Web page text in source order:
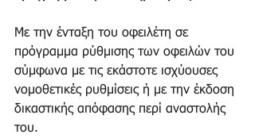
Με την ένταξη του οφειλέτη σε
πρόγραμμα ρύθμισης των οφειλών του
σύμφωνα με τις εκάστοτε ισχύουσες
νομοθετικές ρυθμίσεις ή με την έκδοση
δικαστικής απόφασης περί αναστολής
του.